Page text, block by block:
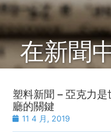
在新聞
塑料新聞 – 亞克力
廳的關鍵
11 4 月, 2019